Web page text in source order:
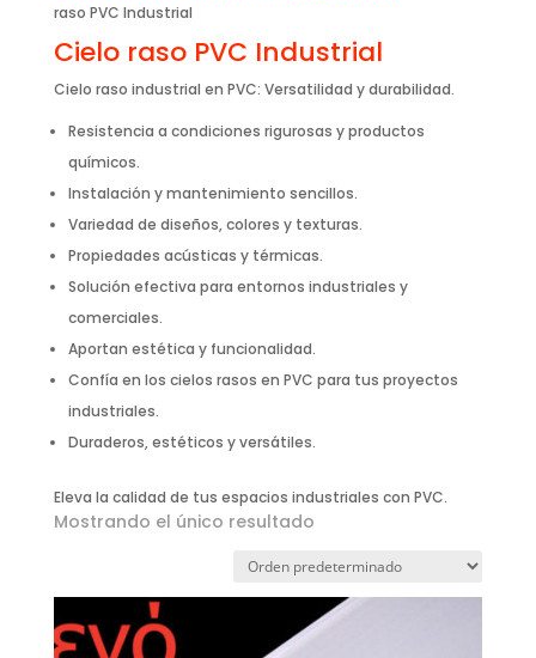
raso PVC Industrial
Cielo raso PVC Industrial
Cielo raso industrial en PVC: Versatilidad y durabilidad.
Resistencia a condiciones rigurosas y productos
químicos.
Instalación y mantenimiento sencillos.
Variedad de diseños, colores y texturas.
Propiedades acústicas y térmicas.
Solución efectiva para entornos industriales y
comerciales.
Aportan estética y funcionalidad.
Confía en los cielos rasos en PVC para tus proyectos
industriales.
Duraderos, estéticos y versátiles.
Eleva la calidad de tus espacios industriales con PVC.
Mostrando el único resultado